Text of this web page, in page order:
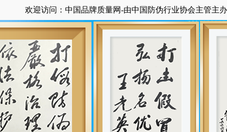
欢迎访问：中国品牌质量网-由中国防伪行业协会主管主办国家